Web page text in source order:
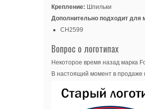
Крепление: Шпильки
Дополнительно подходит для
CH2599
Вопрос о логотипах
Некоторое время назад марка
В настоящий момент в продаже